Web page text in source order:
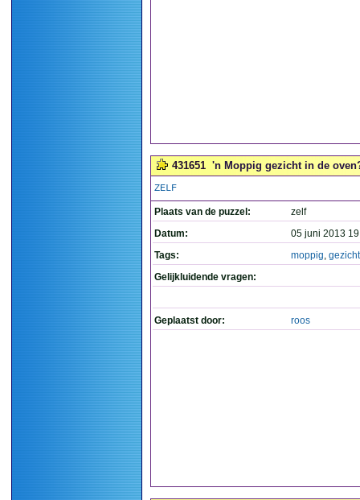
431651 'n Moppig gezicht in de
ZELF
Plaats van de puzzel:
zelf
Datum:
05 juni 2013
Tags:
moppig, gezicht
Gelijkluidende vragen:
Geplaatst door: roos